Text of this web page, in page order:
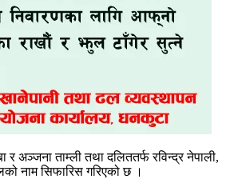
र अञ्जना ताम्ली तथा दलिततर्फ रविन्द्र नेपाली,
नाम सिफारिस गरिएको छ ।